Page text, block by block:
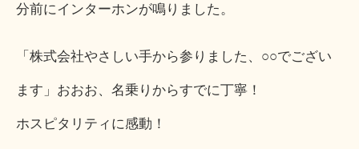
分前にインターホンが鳴りました。
「株式会社やさしい手から参りました、○○でござい
ます」おおお、名乗りからすでに丁寧！
ホスピタリティに感動！